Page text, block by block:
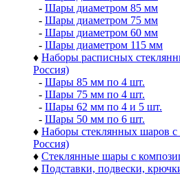
- Шары диаметром 85 мм
- Шары диаметром 75 мм
- Шары диаметром 60 мм
- Шары диаметром 115 мм
♦ Наборы расписных
Россия)
- Шары 85 мм по 4 шт.
- Шары 75 мм по 4 шт.
- Шары 62 мм по 4 и 5 шт.
- Шары 50 мм по 6 шт.
♦ Наборы стеклянных шаров
Россия)
♦ Стеклянные шары с
♦ Подставки, подвески,